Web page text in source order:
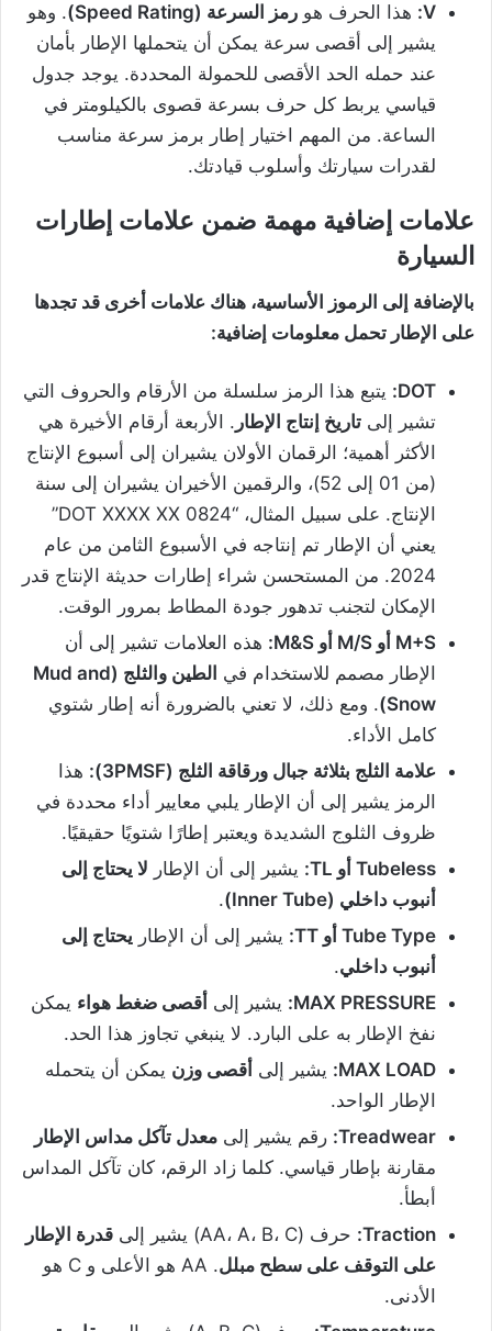
V: هذا الحرف هو رمز السرعة (Speed Rating)
. وهو
يشير إلى أقصى سرعة يمكن أن يتحملها الإطار بأمان
عند حمله الحد الأقصى للحمولة المحددة. يوجد جدول
قياسي يربط كل حرف بسرعة قصوى بالكيلومتر في
الساعة. من المهم اختيار إطار برمز سرعة مناسب
لقدرات سيارتك وأسلوب قيادتك.
علامات إضافية مهمة ضمن علامات إطارات
السيارة
بالإضافة إلى الرموز الأساسية، هناك علامات أخرى قد تجدها
على الإطار تحمل معلومات إضافية:
DOT: يتبع هذا الرمز سلسلة من الأرقام والحروف التي
تشير إلى تاريخ إنتاج الإطار . الأربعة أرقام الأخيرة هي
الأكثر أهمية؛ الرقمان الأولان يشيران إلى أسبوع الإنتاج
(من 01 إلى 52)، والرقمين الأخيران يشيران إلى سنة
الإنتاج. على سبيل المثال، “DOT XXXX XX 0824”
يعني أن الإطار تم إنتاجه في الأسبوع الثامن من عام
2024. من المستحسن شراء إطارات حديثة الإنتاج قدر
الإمكان لتجنب تدهور جودة المطاط بمرور الوقت.
M+S أو أو
هذه العلامات تشير إلى أن
الإطار مصمم للاستخدام في الطين والثلج
(Mud and
Snow) . ومع ذلك، لا تعني بالضرورة أنه إطار شتوي
كامل الأداء.
علامة الثلج بثلاثة جبال ورقاقة الثلج (
3PMSF):
هذا
الرمز يشير إلى أن الإطار يلبي معايير أداء محددة في
ظروف الثلوج الشديدة ويعتبر إطارًا شتويًا حقيقيًا.
Tubeless أو يشير إلى أن الإطار لا يحتاج إلى
أنبوب داخلي (Inner Tube)
.
Tube Type أو يشير إلى أن الإطار يحتاج إلى
أنبوب داخلي.
MAX PRESSURE: يشير إلى أقصى ضغط هواء يمكن
نفخ الإطار به على البارد. لا ينبغي تجاوز هذا الحد.
MAX LOAD: يشير إلى أقصى وزن يمكن أن يتحمله
الإطار الواحد.
Treadwear: رقم يشير إلى معدل تآكل مداس الإطار
مقارنة بإطار قياسي. كلما زاد الرقم، كان تآكل المداس
أبطأ.
Traction: حرف (AA، A، B، C) يشير إلى
قدرة الإطار
على التوقف على سطح مبلل
. AA هو الأعلى و C هو
الأدنى.